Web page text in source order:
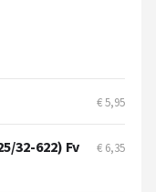
€ 5,95
32-622) Fv
€ 6,35